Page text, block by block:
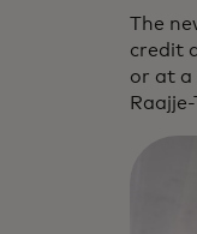
The
credit
or at a